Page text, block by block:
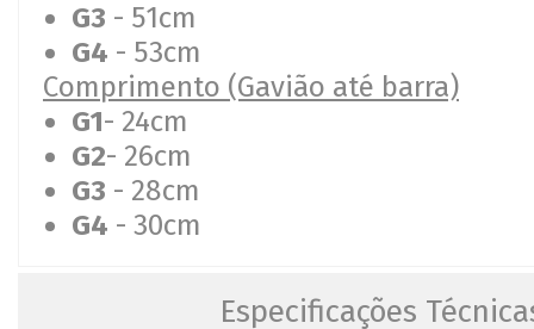
G3 - 51cm
G4 - 53cm
Comprimento (Gavião até barra)
G1- 24cm
G2- 26cm
G3 - 28cm
G4 - 30cm
Especificações